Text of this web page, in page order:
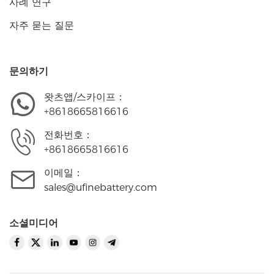
자주 묻는 질문
문의하기
왓츠앱/스카이프：
+8618665816616
전화번호：
+8618665816616
이메일：
sales@ufinebattery.com
소셜미디어